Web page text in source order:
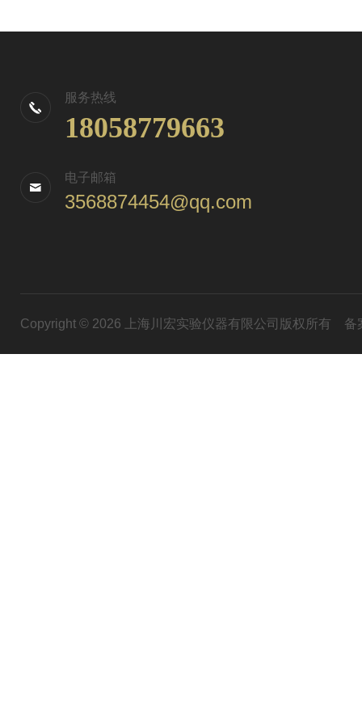
服务热线
18058779663
电子邮箱
3568874454@qq.com
Copyright © 2026 上海川宏实验仪器有限公司版权所有 备